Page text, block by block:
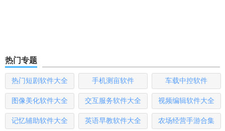
热门专题
热门短剧软件大全 手机测亩软件 车载中控软件
图像美化软件大全 交互服务软件大全 视频编辑软件大全
记忆辅助软件大全 英语早教软件大全 农场经营手游合集